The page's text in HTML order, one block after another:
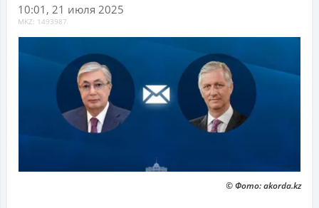
10:01, 21 июля 2025
MKZ: 1493987
© Фото: akorda.kz